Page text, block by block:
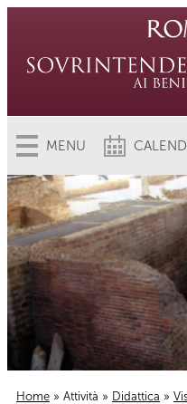
MENU
Home » Attività » Didattica »